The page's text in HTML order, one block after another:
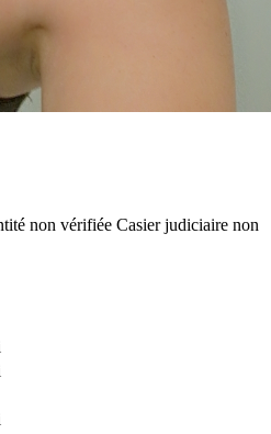
non vérifiée Casier judiciaire non